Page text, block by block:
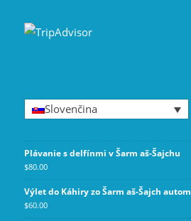
Slovenčina
Plávanie s delfínmi v Šarm aš-Šajchu
$80.00
Výlet do Káhiry zo Šarm aš-Šajch autom
$60.00